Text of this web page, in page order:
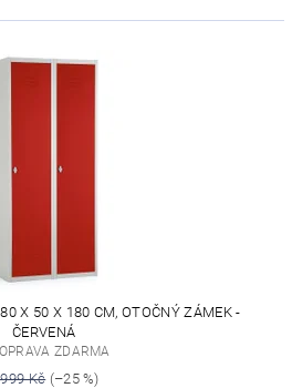
X 50 X 180 CM, OTOČNÝ ZÁMEK -
ČERVENÁ
ZDARMA
Kč(–25 %)